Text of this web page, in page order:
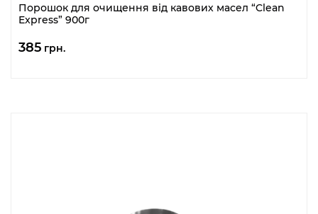
Порошок для очищення від кавових масел “Clean
Express” 900г
385 грн.